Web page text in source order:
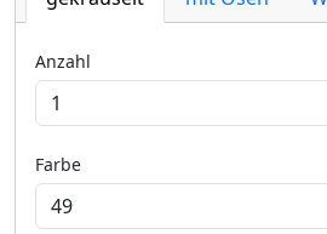
Anzahl
Farbe